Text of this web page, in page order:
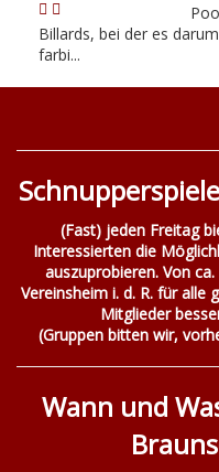
Billards, bei der es
farbi...
(Fast) jeden Freitag
Interessierten die
auszuprobieren. Von
Vereinsheim i. d. R. für alle
Mitglieder
(Gruppen bitten wir,
Wann und